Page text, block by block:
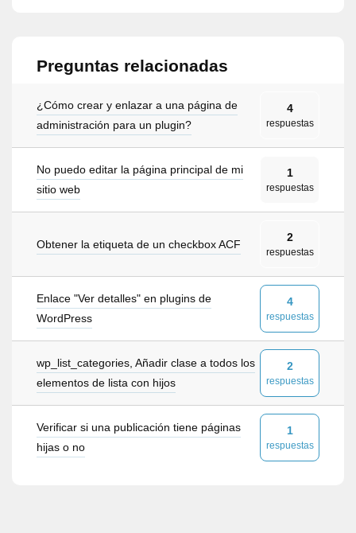
Preguntas relacionadas
¿Cómo crear y enlazar a una página de
administración para un plugin?
4
respuestas
No puedo editar la página principal de mi
sitio web
1
respuestas
Obtener la etiqueta de un checkbox ACF
2
respuestas
Enlace "Ver detalles" en plugins de
WordPress
4
respuestas
wp_list_categories, Añadir clase a todos los
elementos de lista con hijos
2
respuestas
Verificar si una publicación tiene páginas
hijas o no
1
respuestas